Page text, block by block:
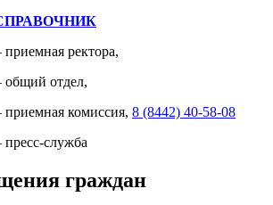
ректора,
отдел,
комиссия, 8 (8442) 40-58-08
служба
граждан